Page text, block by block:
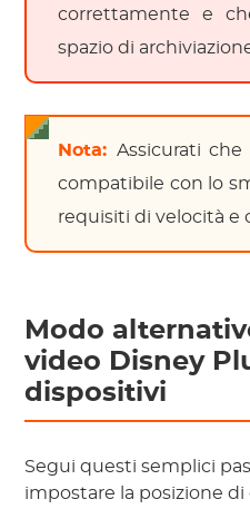
correttamente e
spazio di
Nota: Assicurati
compatibile con lo
requisiti di velocità e
Modo
video Disney
dispositivi
Segui questi semplici
impostare la posizione